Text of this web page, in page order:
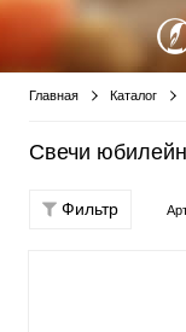
Главная Каталог
Свечи
Фильтр